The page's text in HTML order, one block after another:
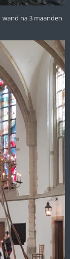
na 3 maanden